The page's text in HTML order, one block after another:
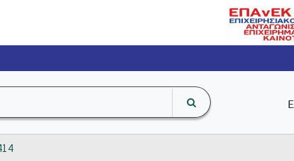
search
input